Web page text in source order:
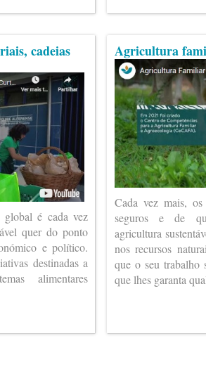
cadeias
global é cada vez
quer do ponto
e político.
destinadas a
alimentares
Agricultura
Cada vez mais, os
seguros e de
agricultura
nos recursos
que o seu trabalho
que lhes garanta